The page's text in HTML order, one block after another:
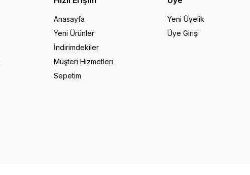
Anasayfa
Yeni Ürünler
İndirimdekiler
Müşteri Hizmetleri
Sepetim
Yeni Üyelik
Üye Girişi